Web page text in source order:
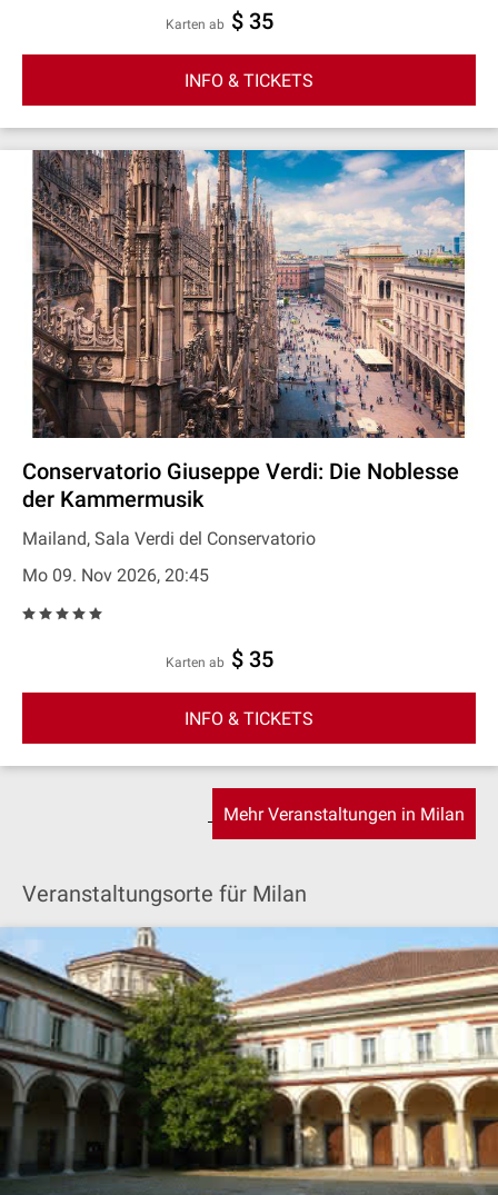
Karten ab $ 35
INFO & TICKETS
Conservatorio Giuseppe Verdi: Die Noblesse
der Kammermusik
Mailand, Sala Verdi del Conservatorio
Mo 09. Nov 2026, 20:45
Karten ab $ 35
INFO & TICKETS
Mehr Veranstaltungen in Milan
Veranstaltungsorte für Milan